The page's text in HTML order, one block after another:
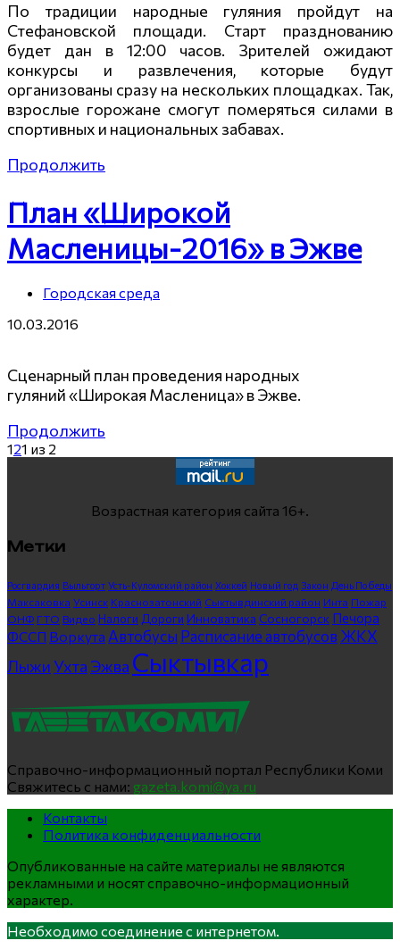
По традиции народные гуляния пройдут на
Стефановской площади. Старт празднованию
будет дан в 12:00 часов. Зрителей ожидают
конкурсы и развлечения, которые будут
организованы сразу на нескольких площадках. Так,
взрослые горожане смогут померяться силами в
спортивных и национальных забавах.
Продолжить
План «Широкой
Масленицы-2016» в Эжве
Городская среда
10.03.2016
Сценарный план проведения народных
гуляний «Широкая Масленица» в Эжве.
Продолжить
121 из 2
Возрастная категория сайта 16+.
Метки
Росгвардия Выльгорт Усть-Куломский район Хоккей Новый год Закон День Победы
Максаковка Усинск Краснозатонский Сыктывдинский район Инта Пожар
ОНФ ГТО Видео Налоги Дороги Инноватика Сосногорск Печора
ФССП Воркута Автобусы Расписание автобусов ЖКХ
ЛыжиУхта Эжва Сыктывкар
Справочно-информационный портал Республики Коми
Свяжитесь с нами: gazeta.komi@ya.ru
Контакты
Политика конфиденциальности
Опубликованные на сайте материалы не являются
рекламными и носят справочно-информационный
характер.
Необходимо соединение с интернетом.